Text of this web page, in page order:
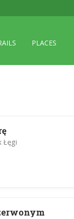
PLACES
Łęgi